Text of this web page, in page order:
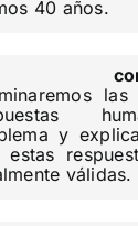
40 años.
las
y
estas
válidas.